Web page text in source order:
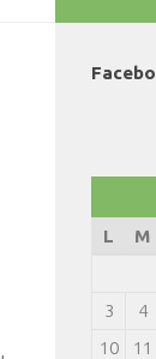
L
M
3
4
10
11